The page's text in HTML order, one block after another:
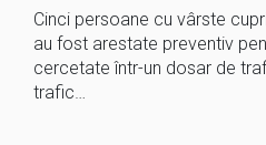
Cinci persoane cu vârste
au fost arestate preventiv
cercetate într-un dosar de
trafic…